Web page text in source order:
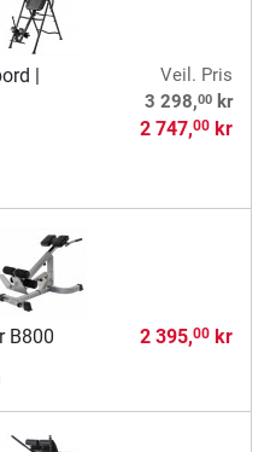
|
Veil. Pris
3 298,00kr
2 747,00kr
B800 2 395,00kr